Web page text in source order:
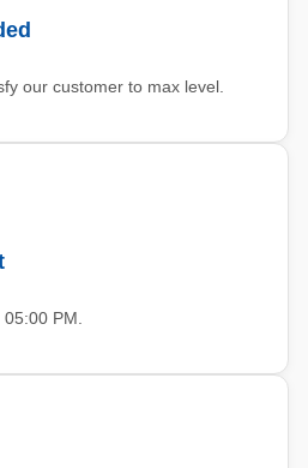
our customer to max level.
PM.